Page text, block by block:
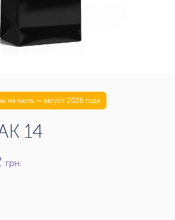
на июль — август 2026 года
14
грн.